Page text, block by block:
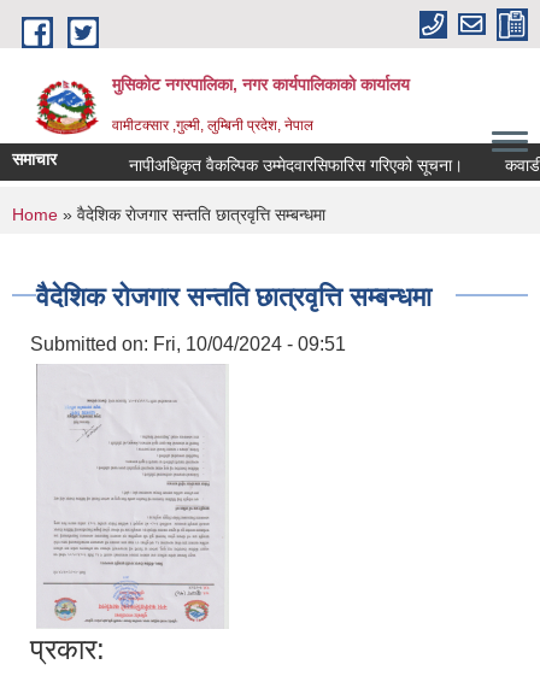
Skip to main content
मुसिकोट नगरपालिका, नगर कार्यपालिकाकाे कार्यालय
वामीटक्सार ,गुल्मी, लुम्बिनी प्रदेश, नेपाल
समाचार नापीअधिकृत वैकल्पिक उम्मेदवारसिफारिस गरिएको सूचना। कवाडी
You are here
Home » वैदेशिक राेजगार सन्तति छात्रवृत्ति सम्बन्धमा
वैदेशिक राेजगार सन्तति छात्रवृत्ति सम्बन्धमा
Submitted on: Fri, 10/04/2024 - 09:51
प्रकार: